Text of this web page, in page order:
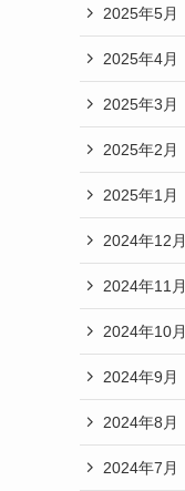
2025年5月
2025年4月
2025年3月
2025年2月
2025年1月
2024年12月
2024年11月
2024年10月
2024年9月
2024年8月
2024年7月